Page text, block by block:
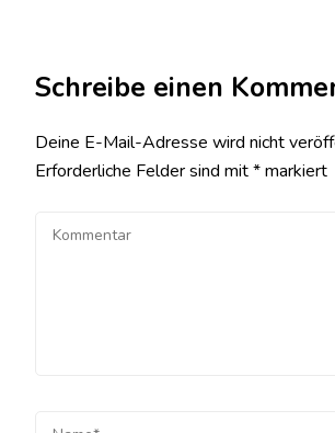
Schreibe einen
Deine E-Mail-Adresse wird nicht
Erforderliche Felder sind mit*markiert